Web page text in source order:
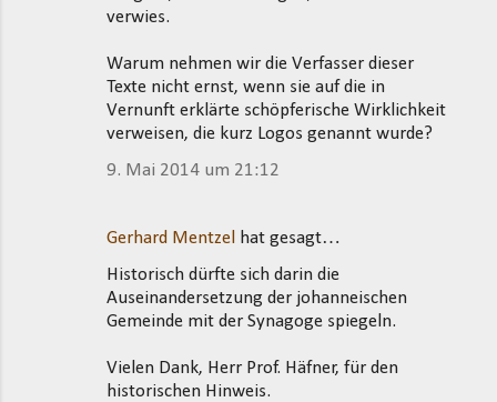
verwies.
Warum nehmen wir die Verfasser dieser
Texte nicht ernst, wenn sie auf die in
Vernunft erklärte schöpferische Wirklichkeit
verweisen, die kurz Logos genannt wurde?
9. Mai 2014 um 21:12
Gerhard Mentzel
hat gesagt…
Historisch dürfte sich darin die
Auseinandersetzung der johanneischen
Gemeinde mit der Synagoge spiegeln.
Vielen Dank, Herr Prof. Häfner, für den
historischen Hinweis.